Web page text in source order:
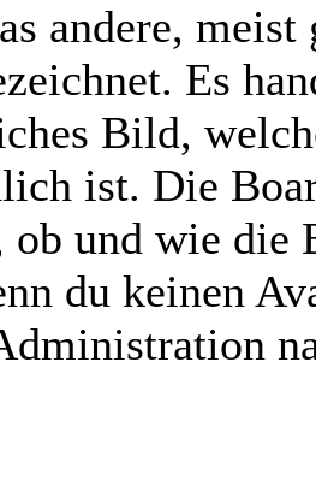
andere,
Es
Bild,
ist. Die
ob und wie die
du keinen